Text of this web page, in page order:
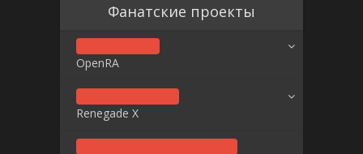
Фанатские проекты
OpenRA
Renegade X